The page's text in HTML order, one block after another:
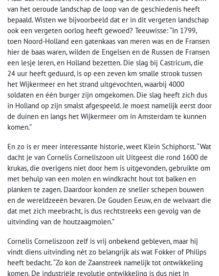
van het oeroude landschap de loop van de geschiedenis heeft
bepaald. Wisten we bijvoorbeeld dat er in dit vergeten landschap
ook een vergeten oorlog heeft gewoed? Teeuwisse: “In 1799,
toen Noord-Holland een gatenkaas van meren was en de Fransen
hier de baas waren, wilden de Engelsen en de Russen de Fransen
een lesje leren, en Holland bezetten. Die slag bij Castricum, die
24 uur heeft geduurd, is op een zeven km smalle strook tussen
het Wijkermeer en het strand uitgevochten, waarbij 4000
soldaten en één burger zijn omgekomen. Die slag heeft zich dus
in Holland op zijn smalst afgespeeld. Je moest namelijk eerst door
de duinen en langs het Wijkermeer om in Amsterdam te kunnen
komen.”
En zo is er meer interessante historie, weet Klein Schiphorst. “Wat
dacht je van Cornelis Corneliszoon uit Uitgeest die rond 1600 de
krukas, die overigens niet door hem is uitgevonden, gebruikte om
met behulp van een molen en windkracht hout tot balken en
planken te zagen. Daardoor konden ze sneller schepen bouwen
en de wereldzeeën bevaren. De Gouden Eeuw, en de welvaart die
dat met zich meebracht, is dus rechtstreeks een gevolg van de
uitvinding van de houtzaagmolen.”
Cornelis Corneliszoon zelf is vrij onbekend gebleven, maar hij
vindt diens uitvinding nèt zo belangrijk als wat Fokker of Philips
heeft bedacht. “Zo kon de Zaanstreek namelijk tot ontwikkeling
komen. De industriële revolutie ontwikkeling is dus niet in